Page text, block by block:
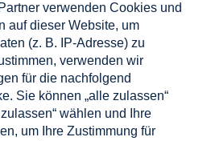
H10)
verwenden Cookies und
auf dieser Website, um
(z. B. IP-Adresse) zu
verwenden wir
für die nachfolgend
Sie können „alle zulassen“
wählen und Ihre
um Ihre Zustimmung für